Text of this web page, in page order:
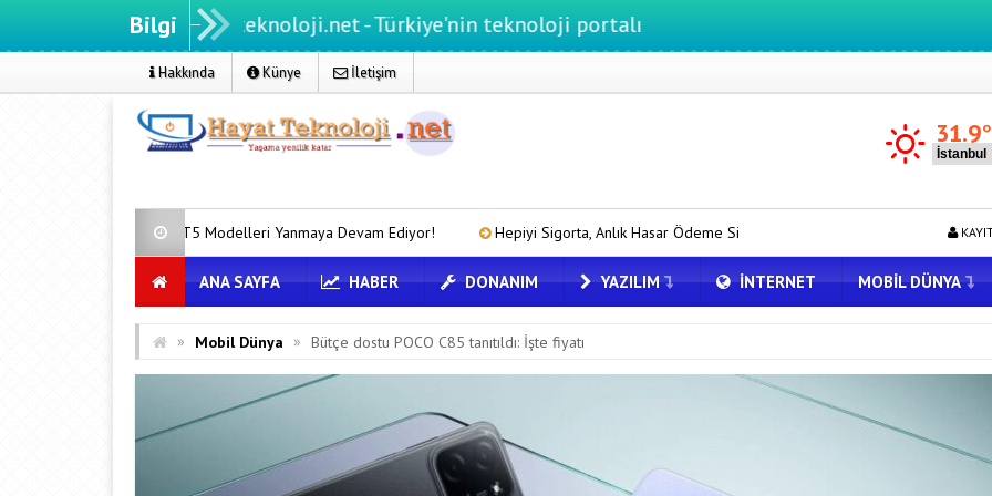
Bilgi
Hayatteknoloji.net - Türkiye'nin teknoloji portalı
Hakkında Künye İletişim
31.9
ET5 Modelleri Yanmaya Devam Ediyor! Hepiyi Sigorta, Anlık Hasar Ödeme Sistemi’ni Hayata Geçirdi! WhatsApp Android için
ANA SAYFA HABER DONANIM YAZILIM İNTERNET MOBIL DÜNYA
» Mobil Dünya » Bütçe dostu POCO C85 tanıtıldı: İşte fiyatı